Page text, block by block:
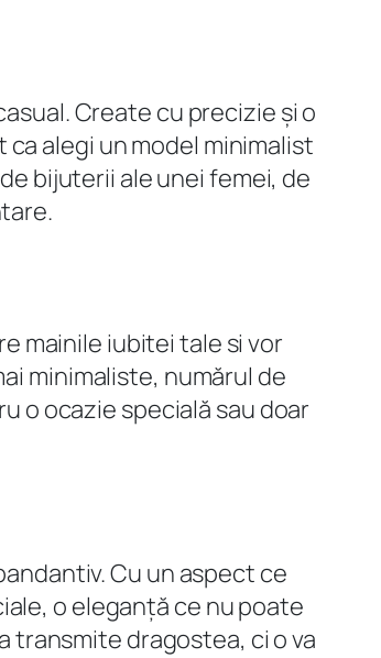
Create cu precizie și o
ca alegi un model minimalist
bijuterii ale unei femei, de
mainile iubitei tale si vor
minimaliste, numărul de
o ocazie specială sau doar
Cu un aspect ce
o eleganță ce nu poate
transmite dragostea, ci o va